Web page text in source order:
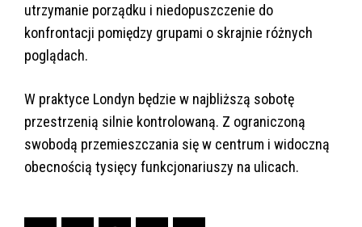
utrzymanie porządku i niedopuszczenie do
konfrontacji pomiędzy grupami o skrajnie różnych
poglądach.
W praktyce Londyn będzie w najbliższą sobotę
przestrzenią silnie kontrolowaną. Z ograniczoną
swobodą przemieszczania się w centrum i widoczną
obecnością tysięcy funkcjonariuszy na ulicach.